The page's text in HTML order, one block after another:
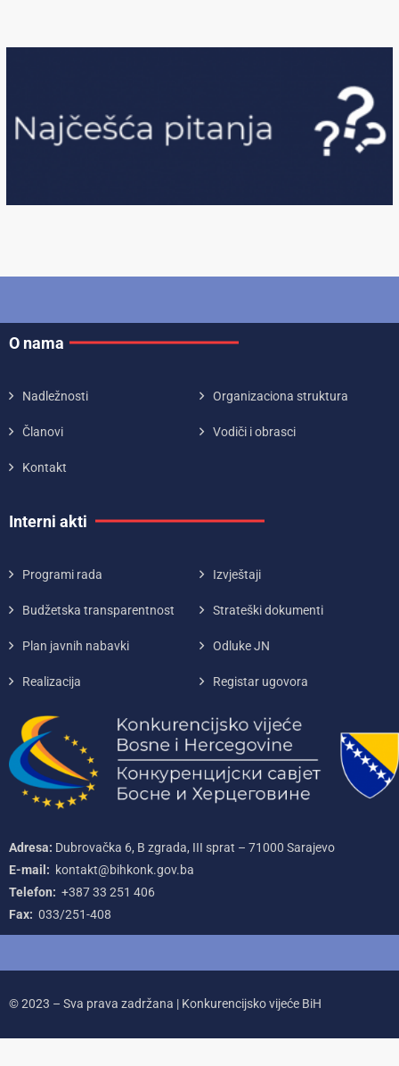
O nama
Nadležnosti Organizaciona struktura
Članovi Vodiči i obrasci
Kontakt
Interni akti
Programi rada Izvještaji
Budžetska transparentnost Strateški dokumenti
Plan javnih nabavki Odluke JN
Realizacija Registar ugovora
Adresa: Dubrovačka 6, B zgrada, III sprat – 71000‌ Sarajevo
E-mail: kontakt@bihkonk.gov.ba
Telefon: +387‌ 33‌ 251‌ 406
Fax: 033/251-408
© 2023 – Sva prava zadržana | Konkurencijsko vijeće BiH